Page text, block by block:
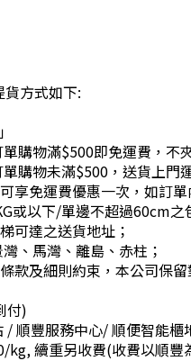
方式如下:
單購物滿$500即免運費，不
單購物未滿$500，送貨上門
享免運費優惠一次，如訂
或以下/單邊不超過60cm之
可達之送貨地址；
、馬灣、離島、赤柱；
款及細則約束，本公司保
付)
/ 順豐服務中心/ 順便智能櫃
kg, 續重另收費(收費以順豐